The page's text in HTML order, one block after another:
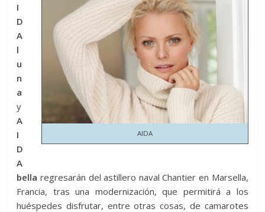
AIDA
I
D
A
l
u
n
a
y
A
I
D
A
bella regresarán del astillero naval Chantier en Marsella,
Francia, tras una modernización, que permitirá a los
huéspedes disfrutar, entre otras cosas, de camarotes